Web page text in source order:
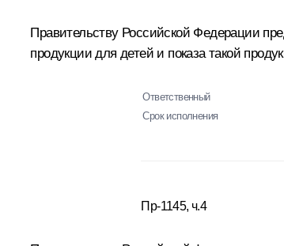
Правительству Российской Федерации
продукции для детей и показа такой
Ответственный
Срок исполнения
Пр-1145, ч.4